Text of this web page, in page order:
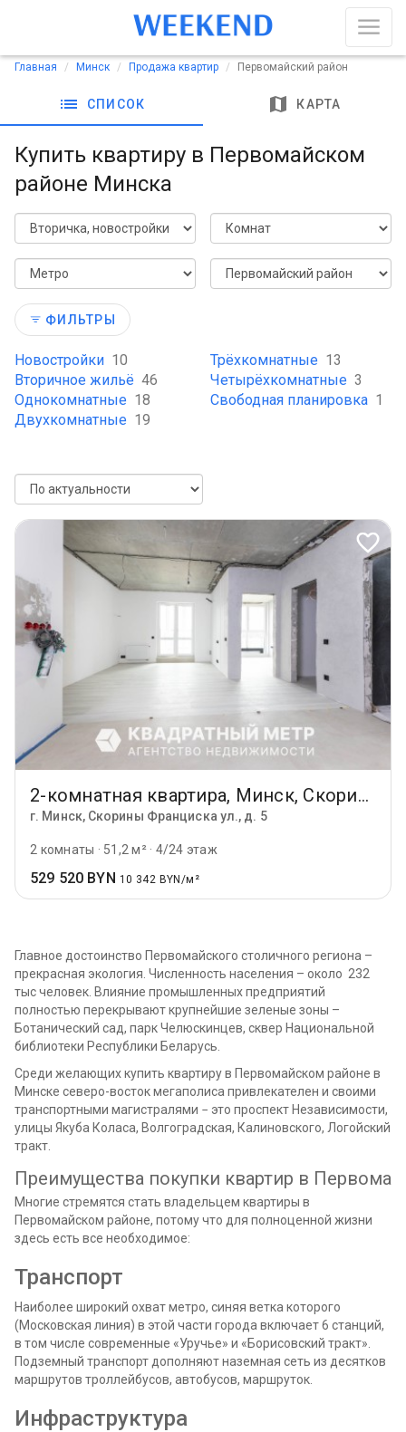
Главная Минск Продажа квартир Первомайский район
list СПИСОК map КАРТА
Купить квартиру в Первомайском
районе Минска
ФИЛЬТРЫ
Новостройки 10
Вторичное жильё 46
Однокомнатные 18
Двухкомнатные 19
Трёхкомнатные 13
Четырёхкомнатные 3
Свободная планировка 1
2-комнатная квартира, Минск, Скорины Франциска ул., 5
г. Минск, Скорины Франциска ул., д. 5
2 комнаты · 51,2 м² · 4/24 этаж
529 520 BYN 10 342 BYN/м²
Главное достоинство Первомайского столичного региона –
прекрасная экология. Численность населения – около 232
тыс человек. Влияние промышленных предприятий
полностью перекрывают крупнейшие зеленые зоны –
Ботанический сад, парк Челюскинцев, сквер Национальной
библиотеки Республики Беларусь.
Среди желающих купить квартиру в Первомайском районе в
Минске северо-восток мегаполиса привлекателен и своими
транспортными магистралями − это проспект Независимости,
улицы Якуба Коласа, Волгоградская, Калиновского, Логойский
тракт.
Преимущества покупки квартир в
Многие стремятся стать владельцем квартиры в
Первомайском районе, потому что для полноценной жизни
здесь есть все необходимое:
Транспорт
Наиболее широкий охват метро, синяя ветка которого
(Московская линия) в этой части города включает 6 станций,
в том числе современные «Уручье» и «Борисовский тракт».
Подземный транспорт дополняют наземная сеть из десятков
маршрутов троллейбусов, автобусов, маршруток.
Инфраструктура